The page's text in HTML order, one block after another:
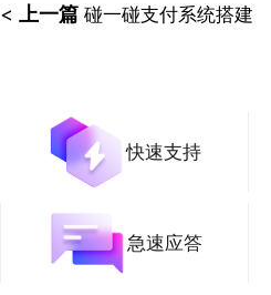
< 上一篇 碰一碰支付系统搭建
快速支持
急速应答